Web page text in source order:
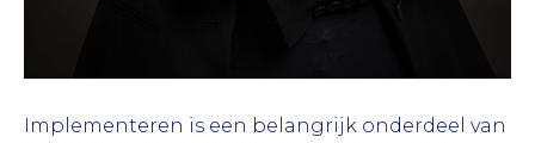
Implementeren is een belangrijk onderdeel van